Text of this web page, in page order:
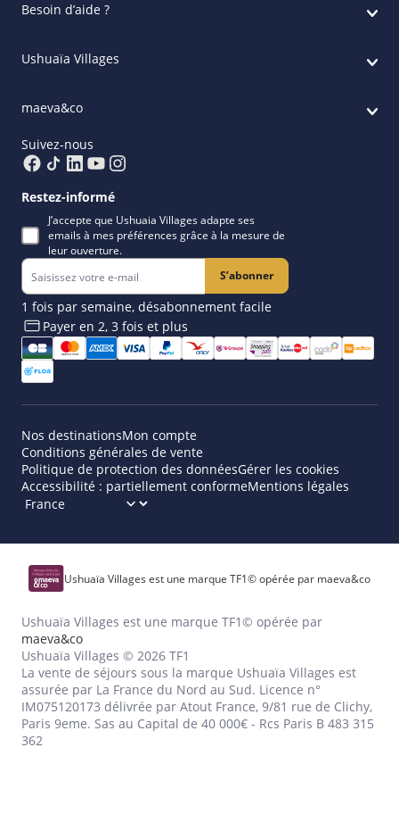
Besoin d’aide ?
Ushuaïa Villages
maeva&co
Suivez-nous
Restez-informé
J’accepte que Ushuaia Villages adapte ses
emails à mes préférences grâce à la mesure de
leur ouverture.
S’abonner
1 fois par semaine, désabonnement facile
Payer en 2, 3 fois et plus​
Nos destinationsMon compte
Conditions générales de vente
Politique de protection des donnéesGérer les cookies
Accessibilité : partiellement conformeMentions légales
Ushuaïa Villages est une marque TF1© opérée par maeva&co
Ushuaïa Villages est une marque TF1© opérée par
maeva&co
Ushuaïa Villages © 2026 TF1
La vente de séjours sous la marque Ushuaïa Villages est
assurée par La France du Nord au Sud. Licence n°
IM075120173 délivrée par Atout France, 9/81 rue de Clichy,
Paris 9eme. Sas au Capital de 40 000€ - Rcs Paris B 483 315
362